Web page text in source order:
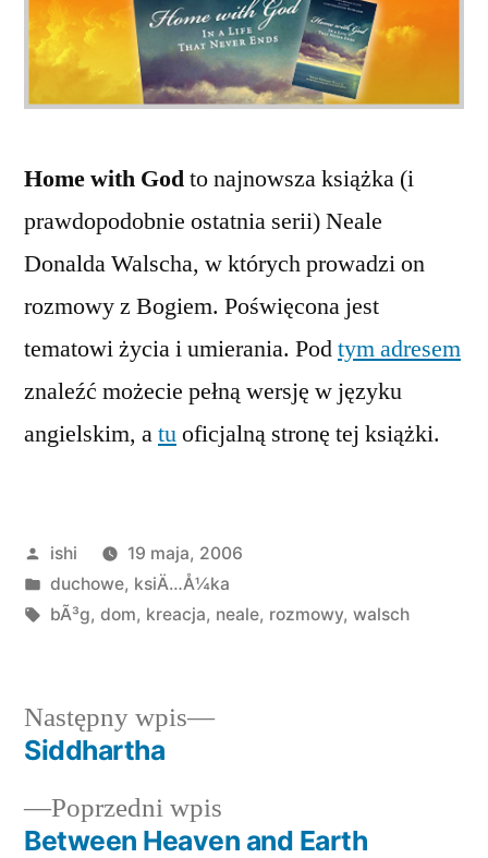
Home with Godto najnowsza książka (i
prawdopodobnie ostatnia serii) Neale
Donalda Walscha, w których prowadzi on
rozmowy z Bogiem. Poświęcona jest
tematowi życia i umierania. Podtym adresem
znaleźć możecie pełną wersję w języku
angielskim, atuoficjalną stronę tej książki.
Opublikowane
przez
ishi
19 maja, 2006
Opublikowano
w
duchowe, ksiÄ…Å¼ka
Tagi:
bÃ³g, dom, kreacja, neale, rozmowy, walsch
Nawigacja
wpisu
Poprzedni wpis
wpis:
Between Heaven and Earth
Następny wpis
Następny
Siddhartha